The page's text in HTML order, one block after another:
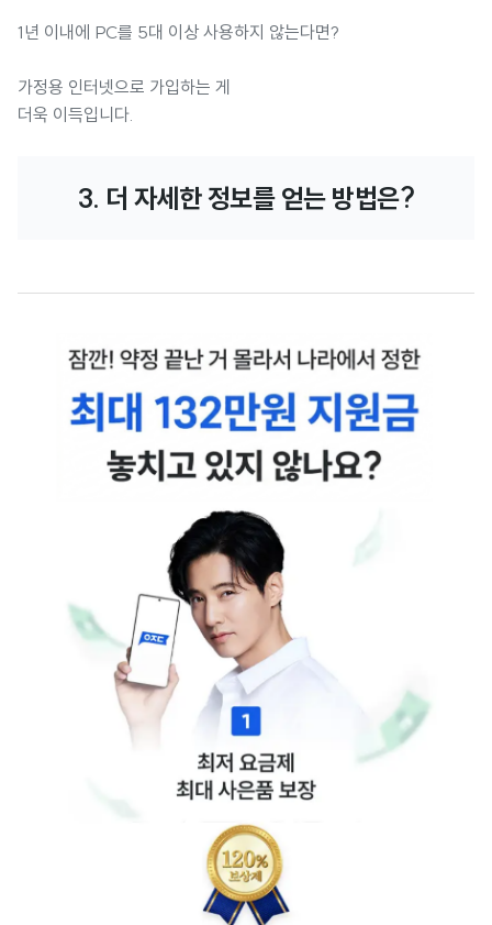
1년 이내에 PC를 5대 이상 사용하지 않는다면?
가정용 인터넷으로 가입하는 게
더욱 이득입니다.
3. 더 자세한 정보를 얻는 방법은?